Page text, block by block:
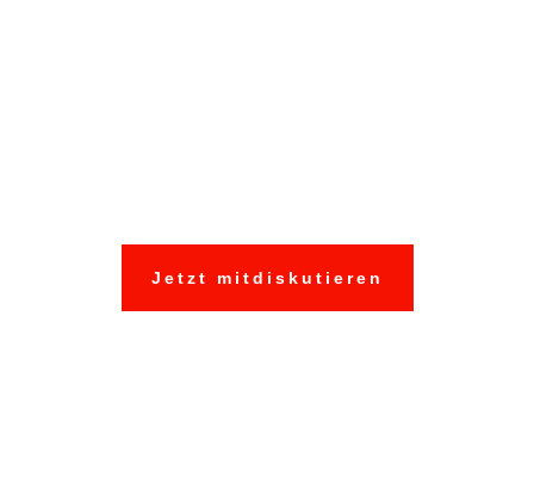
Jetzt mitdiskutieren